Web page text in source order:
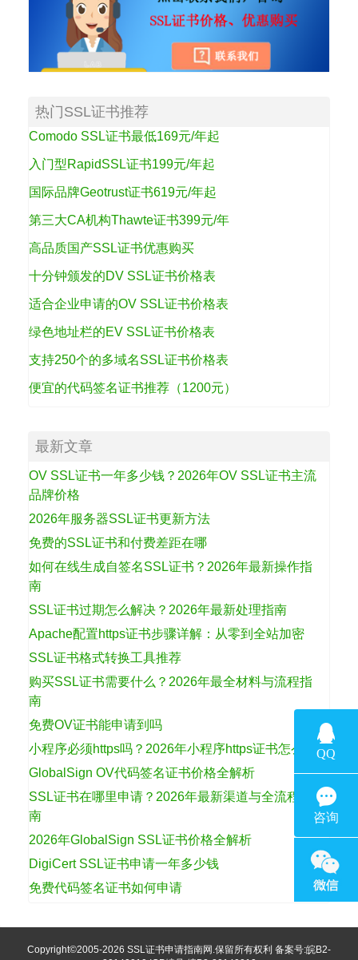
热门SSL证书推荐
Comodo SSL证书最低169元/年起
入门型RapidSSL证书199元/年起
国际品牌Geotrust证书619元/年起
第三大CA机构Thawte证书399元/年
高品质国产SSL证书优惠购买
十分钟颁发的DV SSL证书价格表
适合企业申请的OV SSL证书价格表
绿色地址栏的EV SSL证书价格表
支持250个的多域名SSL证书价格表
便宜的代码签名证书推荐（1200元）
最新文章
OV SSL证书一年多少钱？2026年OV SSL证书主流
品牌价格
2026年服务器SSL证书更新方法
免费的SSL证书和付费差距在哪
如何在线生成自签名SSL证书？2026年最新操作指
南
SSL证书过期怎么解决？2026年最新处理指南
Apache配置https证书步骤详解：从零到全站加密
SSL证书格式转换工具推荐
购买SSL证书需要什么？2026年最全材料与流程指
南
免费OV证书能申请到吗
小程序必须https吗？2026年小程序https证书怎么选
GlobalSign OV代码签名证书价格全解析
SSL证书在哪里申请？2026年最新渠道与全流程指
南
2026年GlobalSign SSL证书价格全解析
DigiCert SSL证书申请一年多少钱
免费代码签名证书如何申请
Copyright©2005-2026 SSL证书申请指南网 .保留所有权利 备案号:皖B2-